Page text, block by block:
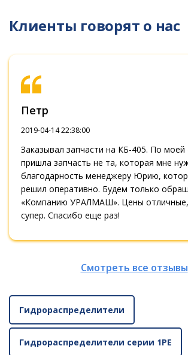
Клиенты говорят о нас
Петр
2019-04-14 22:38:00
Заказывал запчасти на КБ-405. По
пришла запчасть не та, которая мне
благодарность менеджеру Юрию,
решил оперативно. Будем только
«Компанию УРАЛМАШ». Цены отличные,
супер. Спасибо еще раз!
Смотреть все отзывы
Гидрораспределители
Гидрораспределители серии 1РЕ